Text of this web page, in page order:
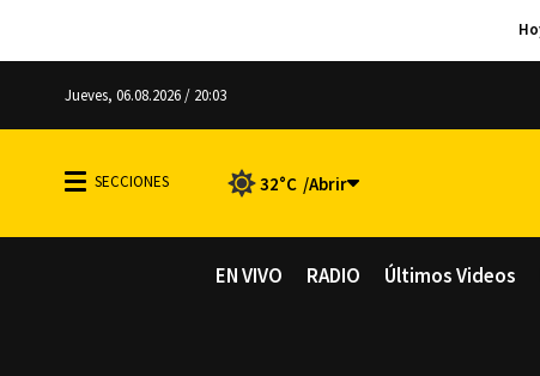
Jueves, 06.08.2026 / 20:03
32°C
EN VIVO RADIO Últimos Videos